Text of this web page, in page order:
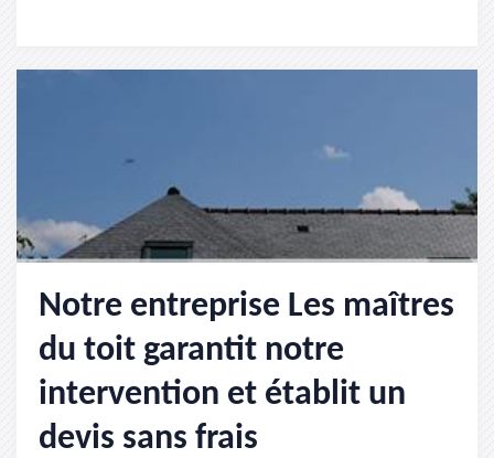
Notre entreprise Les maîtres
du toit garantit notre
intervention et établit un
devis sans frais